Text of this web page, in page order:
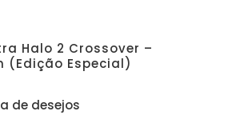
Halo 2 Crossover –
(Edição Especial)
de desejos